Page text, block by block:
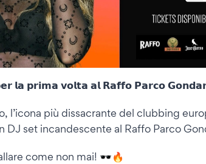
𝗽𝗿𝗶𝗺𝗮 𝘃𝗼𝗹𝘁𝗮 𝗮𝗹 𝗥𝗮𝗳𝗳𝗼 𝗣𝗮𝗿𝗰𝗼 𝗚𝗼𝗻𝗱𝗮𝗿
l’icona più dissacrante del clubbing
DJ set incandescente al Raffo Parco
come non mai! 🕶️🔥